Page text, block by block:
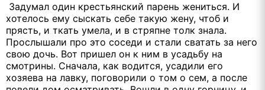
Задумал один крестьянский парень жениться. И
хотелось ему сыскать себе такую жену, чтоб и
прясть, и ткать умела, и в стряпне толк знала.
Прослышали про это соседи и стали сватать за него
свою дочь. Вот пришел он к ним в усадьбу на
смотрины. Сначала, как водится, усадили его
хозяева на лавку, поговорили о том о сем, а после